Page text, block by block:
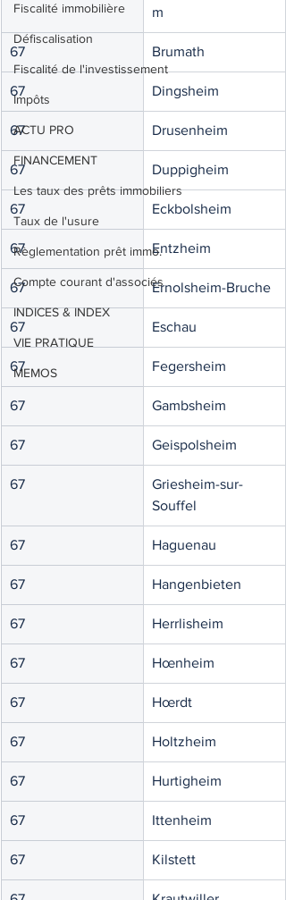
Fiscalité immobilière
Défiscalisation
Fiscalité de l'investissement
Impôts
ACTU PRO
FINANCEMENT
Les taux des prêts immobiliers
Taux de l'usure
Règlementation prêt immo.
Compte courant d'associés
INDICES & INDEX
VIE PRATIQUE
MEMOS
m
67 Brumath
67 Dingsheim
67 Drusenheim
67 Duppigheim
67 Eckbolsheim
67 Entzheim
67 Ernolsheim-Bruche
67 Eschau
67 Fegersheim
67 Gambsheim
67 Geispolsheim
67
Griesheim-sur-
Souffel
67 Haguenau
67 Hangenbieten
67 Herrlisheim
67 Hœnheim
67 Hœrdt
67 Holtzheim
67 Hurtigheim
67 Ittenheim
67 Kilstett